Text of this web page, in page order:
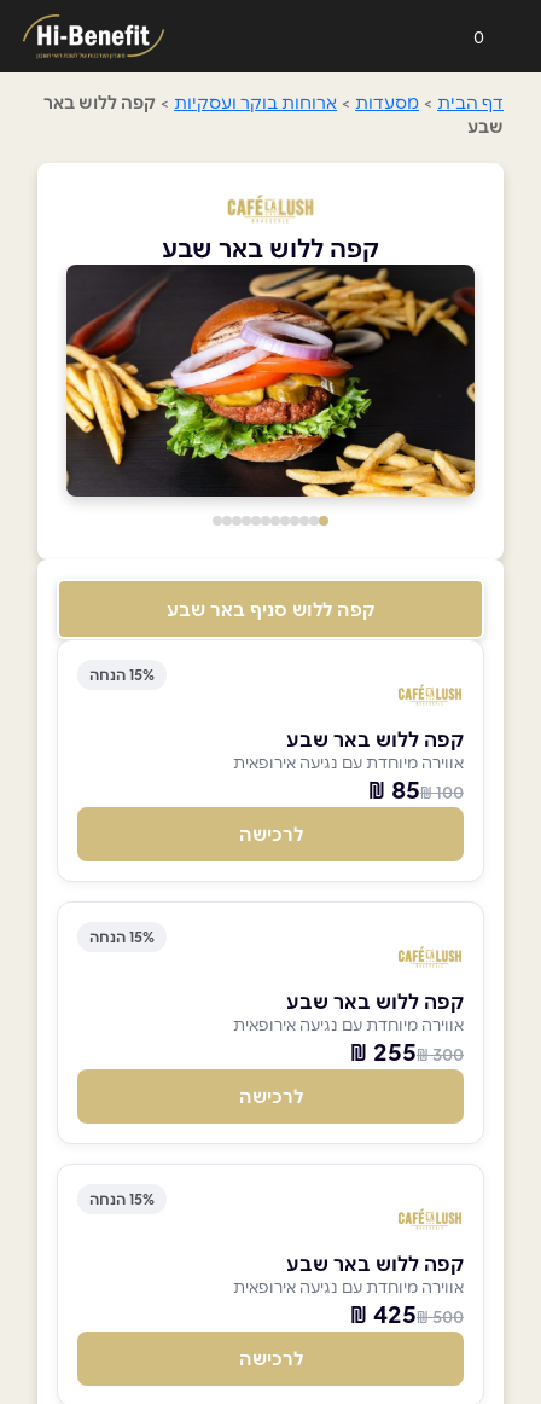
0
דף הבית > מסעדות > ארוחות בוקר ועסקיות > קפה ללוש באר
שבע
קפה ללוש באר שבע
קפה ללוש סניף באר שבע
15% הנחה
קפה ללוש באר שבע
אווירה מיוחדת עם נגיעה אירופאית
100 ₪
85 ₪
לרכישה
15% הנחה
קפה ללוש באר שבע
אווירה מיוחדת עם נגיעה אירופאית
300 ₪
255 ₪
לרכישה
15% הנחה
קפה ללוש באר שבע
אווירה מיוחדת עם נגיעה אירופאית
500 ₪
425 ₪
לרכישה